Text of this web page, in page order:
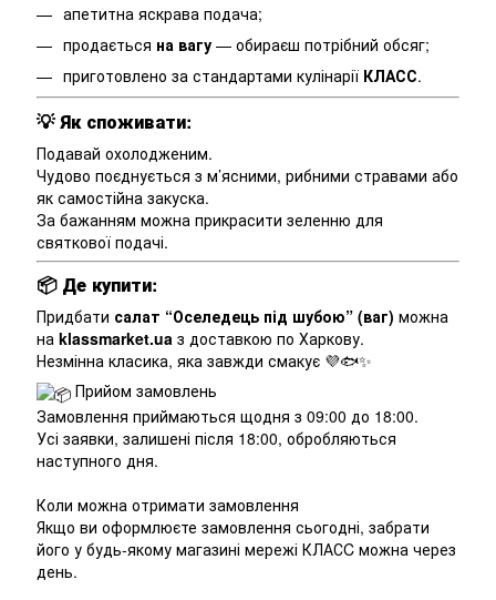
апетитна яскрава подача;
продається на вагу — обираєш потрібний обсяг;
приготовлено за стандартами кулінарії КЛАСС.
💡Як споживати:
Подавай охолодженим.
Чудово поєднується з м’ясними, рибними стравами або
як самостійна закуска.
За бажанням можна прикрасити зеленню для
святкової подачі.
📦 Де купити:
Придбати салат “Оселедець під шубою” (ваг) можна
на klassmarket.ua з доставкою по Харкову.
Незмінна класика, яка завжди смакує 💜🐟✨
Прийом замовлень
Замовлення приймаються щодня з 09:00 до 18:00.
Усі заявки, залишені після 18:00, обробляються
наступного дня.
Коли можна отримати замовлення
Якщо ви оформлюєте замовлення сьогодні, забрати
його у будь-якому магазині мережі КЛАСC можна через
день.